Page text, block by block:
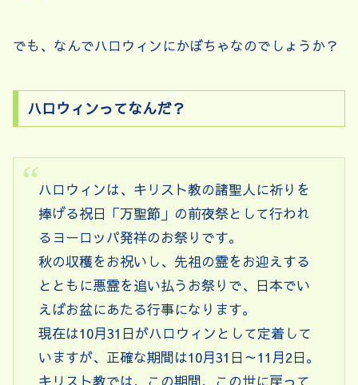
でも、なんでハロウィンにかぼちゃなのでしょうか？
ハロウィンってなんだ？
ハロウィンは、キリスト教の諸聖人に祈りを
捧げる祝日「万聖節」の前夜祭として行われ
るヨーロッパ発祥のお祭りです。
秋の収穫をお祝いし、先祖の霊をお迎えする
とともに悪霊を追い払うお祭りで、日本でい
えばお盆にあたる行事になります。
現在は10月31日がハロウィンとして定着して
いますが、正確な期間は10月31日～11月2日。